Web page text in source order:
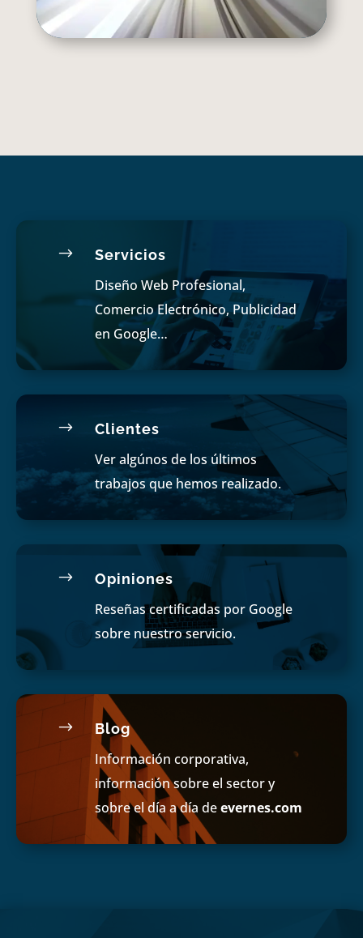
$ Servicios
Diseño Web Profesional,
Comercio Electrónico, Publicidad
en Google…
$ Clientes
Ver algúnos de los últimos
trabajos que hemos realizado.
$ Opiniones
Reseñas certificadas por Google
sobre nuestro servicio.
$ Blog
Información corporativa,
información sobre el sector y
sobre el día a día deevernes.com